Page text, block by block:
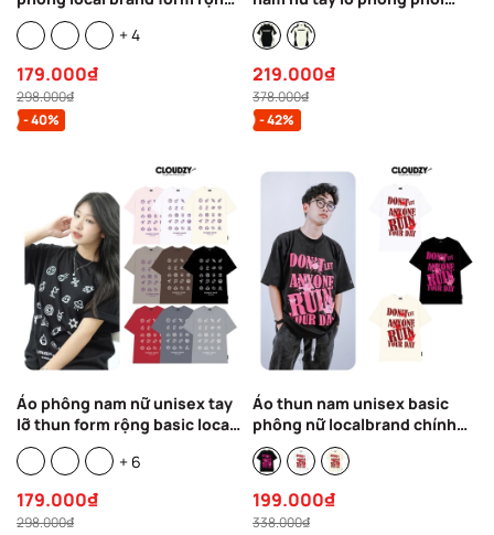
teen cổ tròn oversize cotton
CLOUDZY WINTER
+ 4
179.000₫
298.000₫
- 40%
màu form rộng basic theo
trend local brand Cloudzy cổ
219.000₫
378.000₫
- 42%
Áo phông nam nữ unisex tay
lỡ thun form rộng basic local
brand cổ tròn cotton
oversize CLOUDZY SPACE
+ 6
179.000₫
298.000₫
Áo thun nam unisex basic
phông nữ localbrand chính
hãng form rộng cổ tròn
cotton CLOUDZY RUIN
199.000₫
338.000₫